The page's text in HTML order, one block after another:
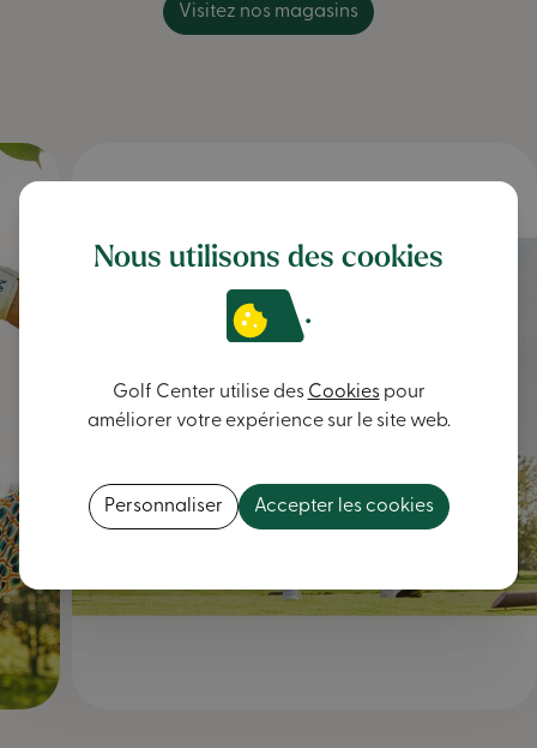
Visitez nos magasins
Nous utilisons des cookies
.
Golf Center utilise des Cookiespour
améliorer votre expérience sur le site web.
Personnaliser Accepter les cookies